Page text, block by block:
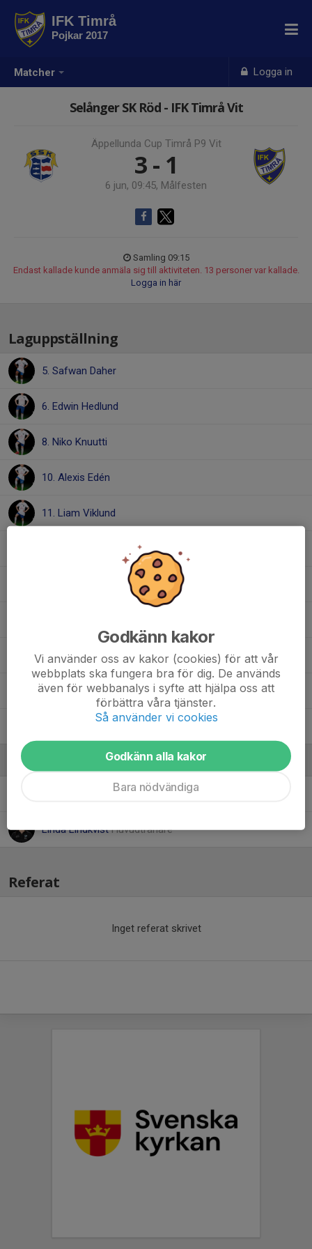
Matcher Logga in
IFK Timrå
Pojkar 2017
Selånger SK Röd - IFK Timrå Vit
Äppellunda Cup Timrå P9 Vit
3 - 1
6 jun, 09:45, Målfesten
Samling 09:15
Endast kallade kunde anmäla sig till aktiviteten. 13 personer var kallade.
Logga in här
Laguppställning
5. Safwan Daher
6. Edwin Hedlund
8. Niko Knuutti
10. Alexis Edén
11. Liam Viklund
17. Adrian Nilsson
20. Walter Lindkvist
Ledare
Assisterande tränare
Linda LindkvistHuvudtränare
Referat
Inget referat skrivet
Godkänn kakor
Vi använder oss av kakor (cookies) för att vår
webbplats ska fungera bra för dig. De används
även för webbanalys i syfte att hjälpa oss att
förbättra våra tjänster.
Så använder vi cookies
Godkänn alla kakor
Bara nödvändiga